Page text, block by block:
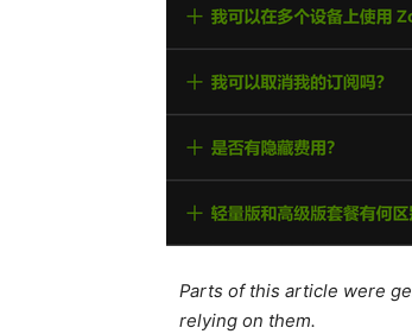
Parts of this article were
relying on them.